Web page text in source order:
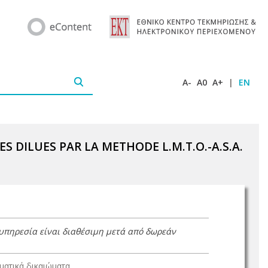
A- A0 A+ | EN
DILUES PAR LA METHODE L.M.T.O.-A.S.A.
είναι διαθέσιμη μετά από δωρεάν